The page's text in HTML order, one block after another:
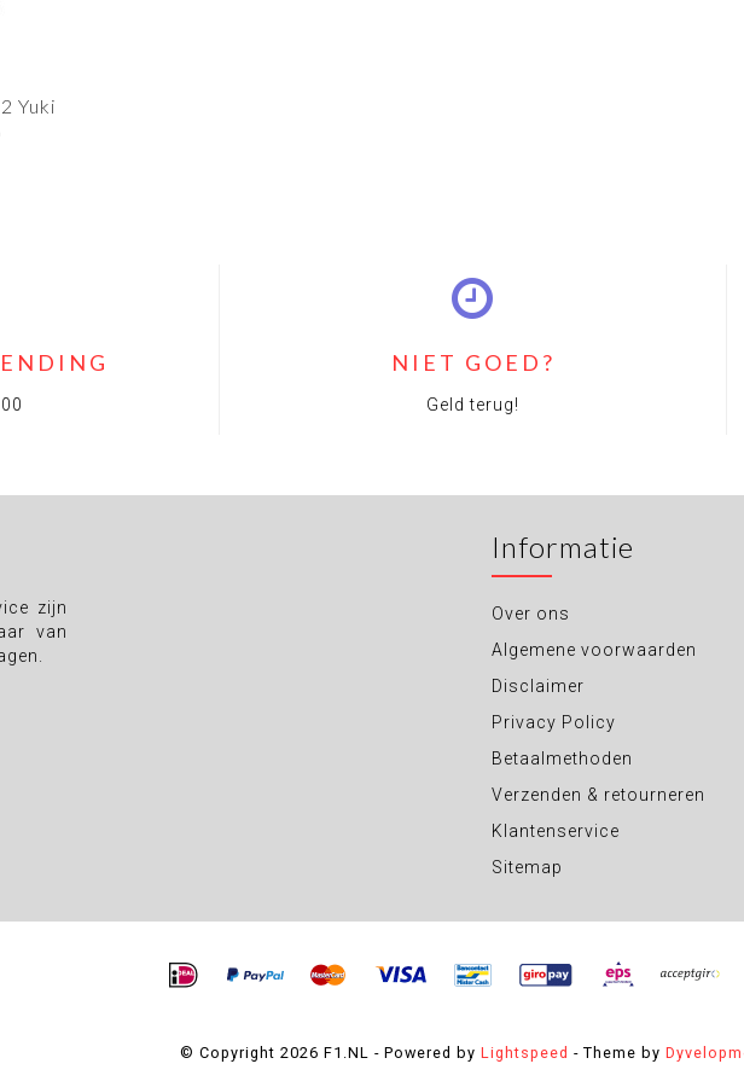
Yuki
NIET GOED?
Geld terug!
zijn
van
Informatie
Over ons
Algemene voorwaarden
Disclaimer
Privacy Policy
Betaalmethoden
Verzenden & retourneren
Klantenservice
Sitemap
© Copyright 2026 F1.NL - Powered by Lightspeed - Theme by